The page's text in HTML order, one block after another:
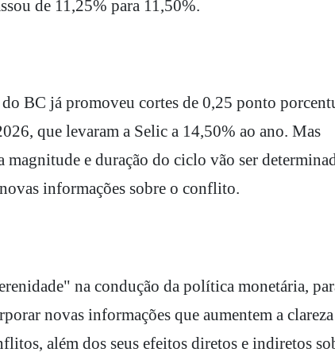
de 11,25% para 11,50%.
BC já promoveu cortes de 0,25 ponto
que levaram a Selic a 14,50% ao ano. Mas
e duração do ciclo vão ser
informações sobre o conflito.
na condução da política monetária,
novas informações que aumentem a clareza
além dos seus efeitos diretos e indiretos